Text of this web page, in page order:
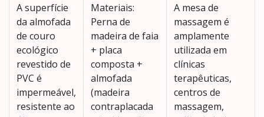
A superfície
da almofada
de couro
ecológico
revestido de
PVC é
impermeável,
resistente ao
Materiais:
Perna de
madeira de faia
+ placa
composta +
almofada
(madeira
contraplacada
A mesa de
massagem é
amplamente
utilizada em
clínicas
terapêuticas,
centros de
massagem,